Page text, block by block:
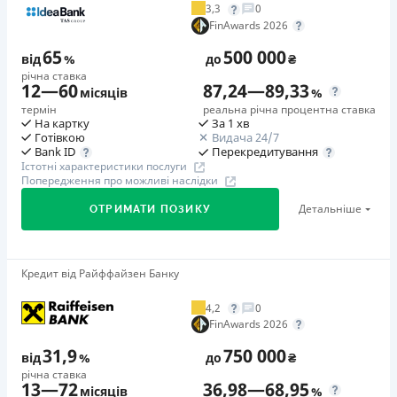
Додаткова комісія за дострокове погашення
у будь-який момент можна повністю погасити позику без
додаткових плат
Страховка
відсутня
Штрафи
Неустойка за невиконання та/або неналежне виконання
споживачем грошових зобов’язань: штраф у розмірі 75%
від суми невиконаного та/або неналежного виконання
зобов’язання на 2-й день кожного факту такого
невиконання та/або неналежного виконання.
Детальніше читайте на сайті МФО.
Необхідні документи
Паспорт,ІПН
Вік
18 - 65 років
Переваги
3,3
0
FinAwards 2026
від65%
річна ставка
до500 000₴
12—60місяців
термін
87,24—89,33%
реальна річна процентна ставка
На картку
Готівкою
Bank ID
За 1 хв
Видача 24/7
Перекредитування
Істотні характеристики послуги
Попередження про можливі наслідки
ОТРИМАТИ ПОЗИКУ Детальніше
🥇Переможець FinAwards 2026
Переможець FinAwards 2026 «Найкращий кредит
готівкою»
вiд 65%/рік до 500 000 ₴
Додаткова комісія за дострокове погашення
Кредит від Райффайзен Банку
4,2
0
FinAwards 2026
від31,9%
річна ставка
до750 000₴
13—72місяців 36,98—68,95%